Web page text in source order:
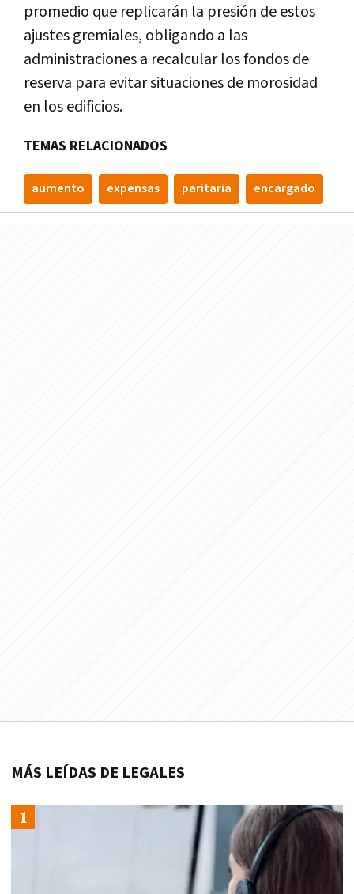
promedio que replicarán la presión de estos
ajustes gremiales, obligando a las
administraciones a recalcular los fondos de
reserva para evitar situaciones de morosidad
en los edificios.
TEMAS RELACIONADOS
aumento expensas paritaria encargado
MÁS LEÍDAS DE LEGALES